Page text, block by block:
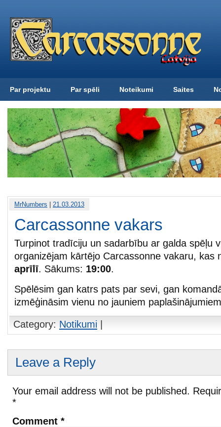
Par projektu Par spēli Noteikumi Saites
MrNumbers 21.03.2013
Carcassonne vakars
Turpinot tradīciju un sadarbību ar galda spēļu
organizējam kārtējo Carcassonne vakaru, kas
aprīlī. Sākums: 19:00.
Spēlēsim gan katrs pats par sevi, gan
izmēģināsim vienu no jauniem
Category: Notikumi
Leave a Reply
Your email address will not be published.
*
Comment *